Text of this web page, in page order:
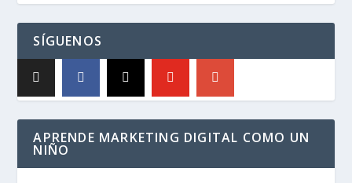
SÍGUENOS
APRENDE MARKETING DIGITAL COMO UN
NIÑO